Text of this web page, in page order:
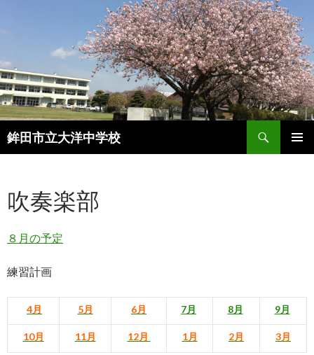
鉾田市立大洋中学校
検
索
ン
ツ
ス
ッ
吹奏楽部
８月の予定
練習計画
4月 5月 6月 7月 8月 9月
10月 11月 12月 1月 2月 3月